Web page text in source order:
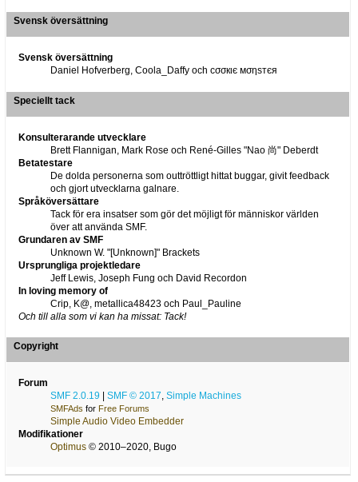
Svensk översättning
Svensk översättning
Daniel Hofverberg, Coola_Daffy och cσσкιє мσηѕтєя
Speciellt tack
Konsulterarande utvecklare
Brett Flannigan, Mark Rose och René-Gilles "Nao 尚" Deberdt
Betatestare
De dolda personerna som outtröttligt hittat buggar, givit feedback
och gjort utvecklarna galnare.
Språköversättare
Tack för era insatser som gör det möjligt för människor världen
över att använda SMF.
Grundaren av SMF
Unknown W. "[Unknown]" Brackets
Ursprungliga projektledare
Jeff Lewis, Joseph Fung och David Recordon
In loving memory of
Crip, K@, metallica48423 och Paul_Pauline
Och till alla som vi kan ha missat: Tack!
Copyright
Forum
SMF 2.0.19
SMF © 2017, Simple Machines
SMFAds for Free Forums
Simple Audio Video Embedder
Modifikationer
Optimus© 2010–2020, Bugo